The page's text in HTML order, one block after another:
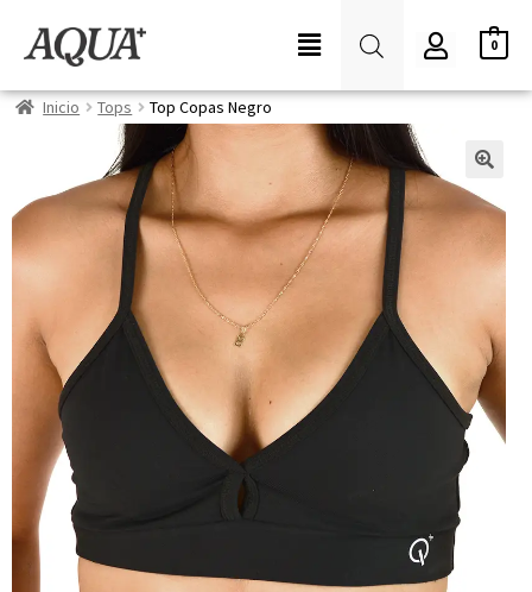
0
Inicio Tops Top Copas Negro
🔍